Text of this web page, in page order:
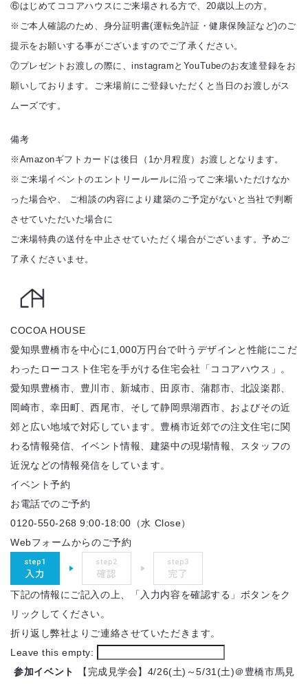
⑥はじめてココアハウスにご来場される方で、20歳以上の方。
※ご本人確認のため、身分証明書(運転免許証・健康保険証など)のご
提示をお願いする事がございますのでご了承ください。
⑦プレゼントお渡しの際に、instagramとYouTubeのお友達登録をお
願いしております。ご来場前にご登録いただくと当日のお渡しがス
ムーズです。
備考
※Amazonギフトカードは後日（1か月程度）お渡しとなります。
※ご来場イベントのエントリールールに沿ってご来場いただけなか
った場合や、 ご相談の内容により建築のご予定がないと当社で判断
させていただいた場合に
ご来場特典の送付を中止させていただく場合がございます。予めご
了承くださいませ。
COCOA HOUSE
愛知県豊橋市を中心に1,000万円台で叶うデザインと性能にこだ
わったローコスト住宅を手がける住宅会社「ココアハウス」。
愛知県豊橋市、豊川市、新城市、田原市、蒲郡市、北設楽郡、
岡崎市、幸田町、西尾市、そして静岡県湖西市、およびその近
郊と広い地域で対応しています。豊橋市近郊での注文住宅に関
わる情報発信、イベント情報、建築中の現場情報、スタッフの
近況などの情報発信をしています。
イベント予約
お電話でのご予約
0120-550-268 9:00-18:00（水 Close）
Webフォームからのご予約
下記の情報にご記入の上、「入力内容を確認する」ボタンをク
リックしてください。
折り返し弊社よりご連絡させていただきます。
Leave this empty:
参加イベント
【完成見学会】4/26(土)～5/31(土)＠豊橋市馬見